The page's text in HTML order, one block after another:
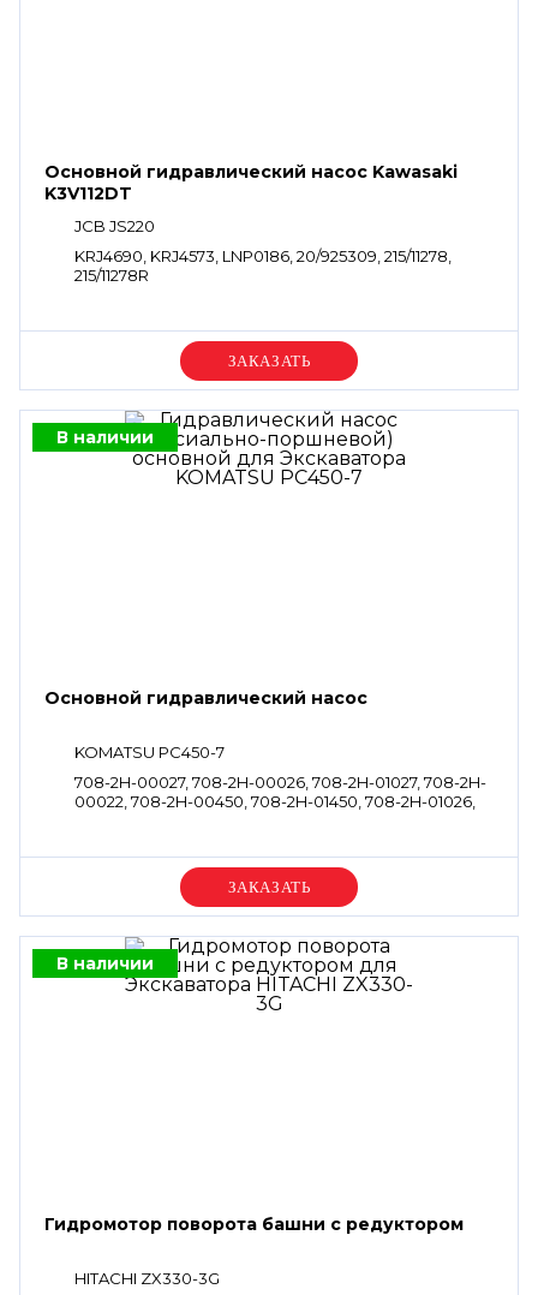
Основной гидравлический насос Kawasaki
K3V112DT
JCB JS220
KRJ4690, KRJ4573, LNP0186, 20/925309, 215/11278,
215/11278R
Уточняйте цену
В наличии
Основной гидравлический насос
KOMATSU PC450-7
708-2H-00027, 708-2H-00026, 708-2H-01027, 708-2H-
00022, 708-2H-00450, 708-2H-01450, 708-2H-01026,
Уточняйте цену
В наличии
Гидромотор поворота башни с редуктором
HITACHI ZX330-3G